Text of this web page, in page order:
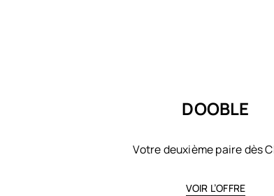
DOOBLE
Votre deuxième paire dès
VOIR L’OFFRE